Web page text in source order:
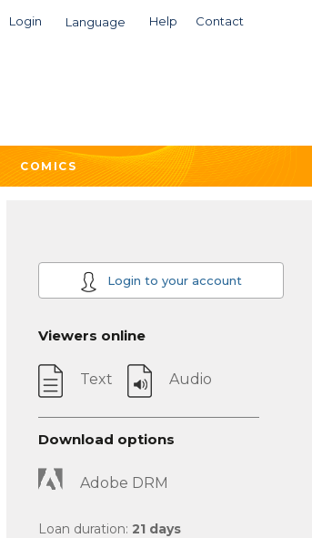
Login Language Help Contact
COMICS
Login to your account
Viewers online
Text Audio
Download options
Adobe DRM
Loan duration: 21 days